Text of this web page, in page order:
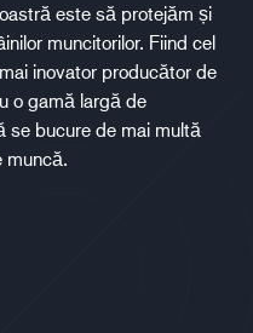
este să protejăm și
muncitorilor. Fiind cel
inovator producător de
o gamă largă de
se bucure de mai multă
muncă.